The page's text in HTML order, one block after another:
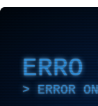
ERRO
ERROR